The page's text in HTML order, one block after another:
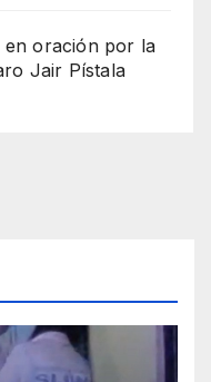
en oración por la
Jair Pístala